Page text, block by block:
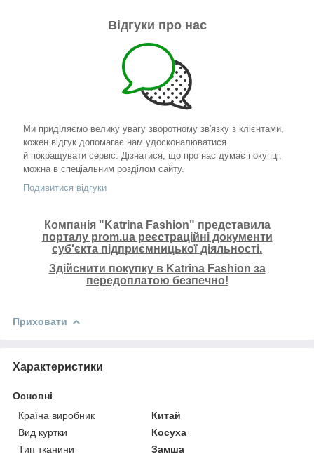
Відгуки про нас
Ми приділяємо велику увагу зворотному зв'язку з клієнтами,
кожен відгук допомагає нам удосконалюватися
й покращувати сервіс. Дізнатися, що про нас думає покупці,
можна в спеціальним розділом сайту.
Подивитися відгуки
Компанія "Katrina Fashion" представила
порталу prom.ua реєстраційні документи
суб'єкта підприємницької діяльності.
Здійснити покупку в Katrina Fashion за
передоплатою безпечно!
Приховати
Характеристики
Основні
Країна виробник
Китай
Вид куртки
Косуха
Тип тканини
Замша